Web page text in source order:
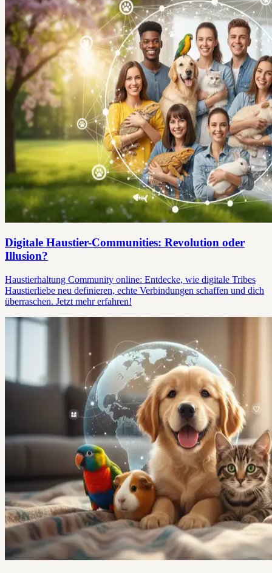
Digitale Haustier-Communities: Revolution oder
Illusion?
Haustierhaltung Community online: Entdecke, wie digitale Tribes
Haustierliebe neu definieren, echte Verbindungen schaffen und dich
überraschen. Jetzt mehr erfahren!